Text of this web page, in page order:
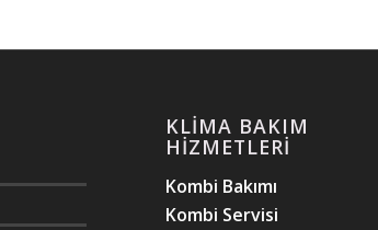
KLIMA BAKIM
HIZMETLERI
Kombi Bakımı
Kombi Servisi